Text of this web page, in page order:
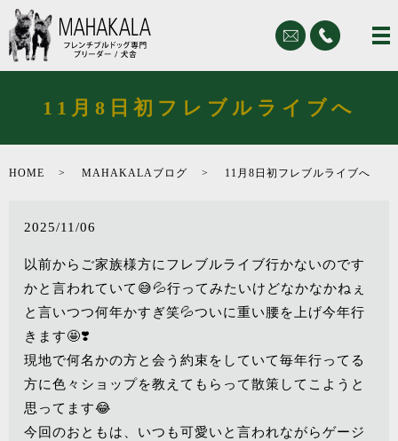
11月8日初フレブルライブへ
HOME MAHAKALAブログ 11月8日初フレブルライブへ
2025/11/06
以前からご家族様方にフレブルライブ行かないのです
かと言われていて😅💦行ってみたいけどなかなかねぇ
と言いつつ何年かすぎ笑💦ついに重い腰を上げ今年行
きます🤩❣️
現地で何名かの方と会う約束をしていて毎年行ってる
方に色々ショップを教えてもらって散策してこようと
思ってます😂
今回のおともは、いつも可愛いと言われながらゲージ